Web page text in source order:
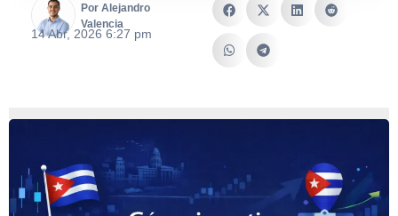
Por Alejandro
Valencia
14 Abr, 2026 6:27 pm